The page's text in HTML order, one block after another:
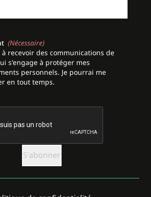
(Nécessaire)
à recevoir des communications de
s'engage à protéger mes
personnels. Je pourrai me
en tout temps.